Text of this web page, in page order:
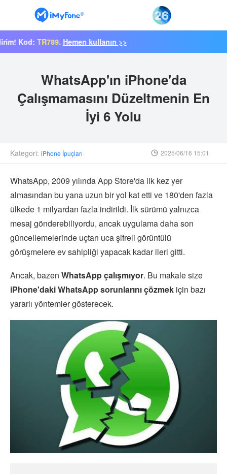
TR789.Hemen kullanın >>
WhatsApp'ın iPhone'da
Çalışmamasını Düzeltmenin En
İyi 6 Yolu
Kategori: iPhone İpuçları 2025/06/16 15:01
WhatsApp, 2009 yılında App Store'da ilk kez yer
almasından bu yana uzun bir yol kat etti ve 180'den fazla
ülkede 1 milyardan fazla indirildi. İlk sürümü yalnızca
mesaj gönderebiliyordu, ancak uygulama daha son
güncellemelerinde uçtan uca şifreli görüntülü
görüşmelere ev sahipliği yapacak kadar ileri gitti.
Ancak, bazen WhatsApp çalışmıyor. Bu makale size
iPhone'daki WhatsApp sorunlarını çözmek için bazı
yararlı yöntemler gösterecek.